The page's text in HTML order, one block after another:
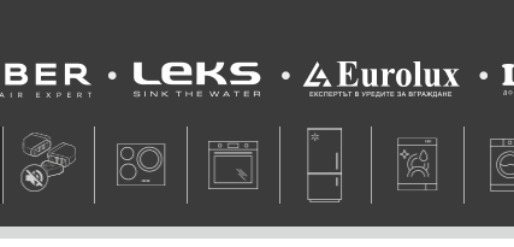
Leks Eurolux Lino